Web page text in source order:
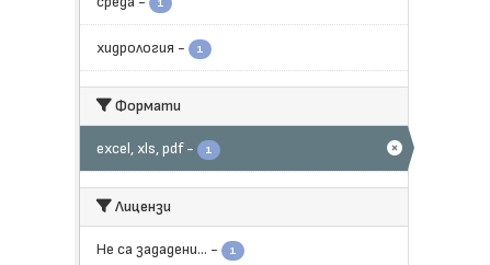
1
хидрология - 1
Формати
еxcel, xls, pdf - 1
Лицензи
Не са зададени... - 1